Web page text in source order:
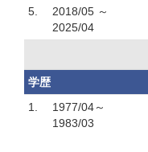
5.
2018/05 ～
2025/04
学歴
1.
1977/04～
1983/03